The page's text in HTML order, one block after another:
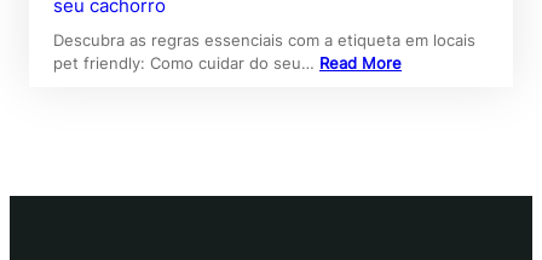
seu cachorro
Descubra as regras essenciais com a etiqueta em locais
pet friendly: Como cuidar do seu… Read More